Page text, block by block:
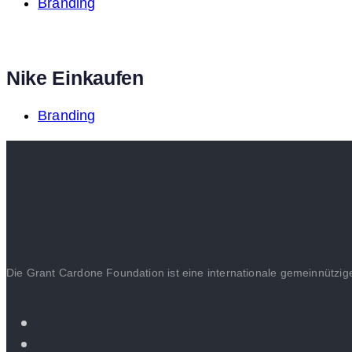
Nike Einkaufen
Branding
Die Grant Cardone Foundation ist eine internationale